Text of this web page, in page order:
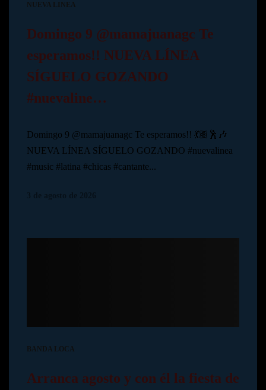
NUEVA LINEA
Domingo 9 @mamajuanagc Te
esperamos!! NUEVA LÍNEA
SÍGUELO GOZANDO
#nuevaline…
Domingo 9 @mamajuanagc Te esperamos!! 💃🏽🕺🎶
NUEVA LÍNEA SÍGUELO GOZANDO #nuevalinea
#music #latina #chicas #cantante...
BANDA LOCA
Arranca agosto y con él la fiesta de